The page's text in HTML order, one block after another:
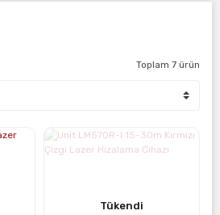
Toplam 7 ürün
Tükendi